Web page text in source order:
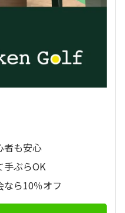
者も安心
手ぶらOK
ら10％オフ